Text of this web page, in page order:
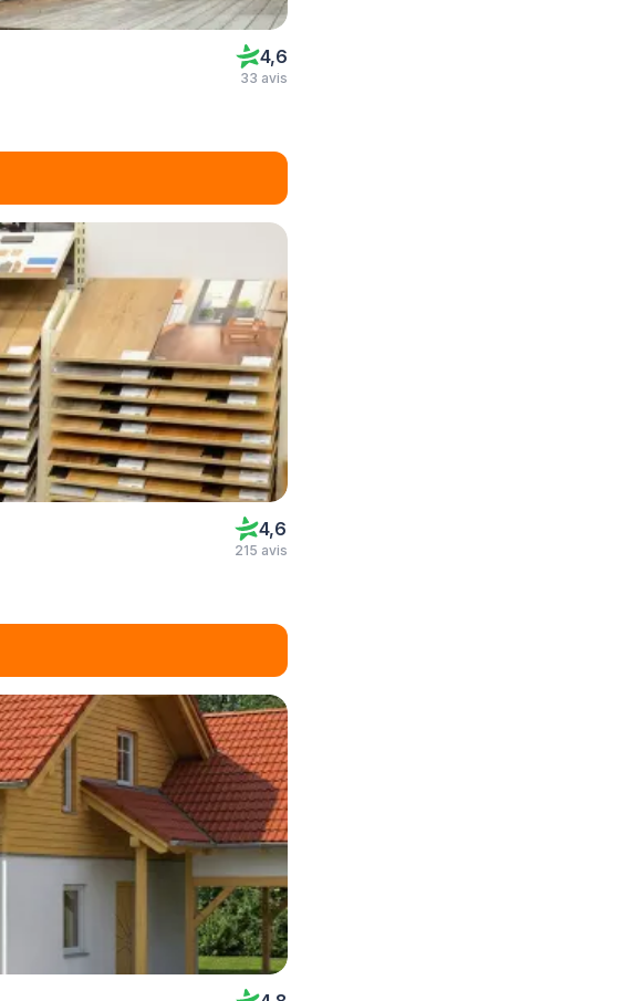
4,6
33 avis
4,6
215 avis